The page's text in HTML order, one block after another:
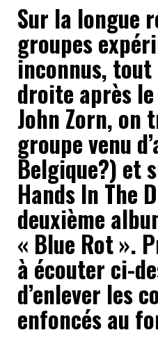
Sur la longue
groupes
inconnus, tout
droite après
John Zorn, on
groupe venu
Belgique?) et
Hands In The
deuxième
« Blue Rot ».
à écouter ci-
d’enlever les
enfoncés au